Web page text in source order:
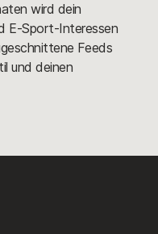
wird dein
E-Sport-Interessen
Feeds
und deinen